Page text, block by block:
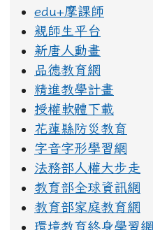
edu+摩課師
親師生平台
新唐人動畫
品德教育網
精進教學計畫
授權軟體下載
花蓮縣防災教育
字音字形學習網
法務部人權大步走
教育部全球資訊網
教育部家庭教育網
環境教育終身學習網